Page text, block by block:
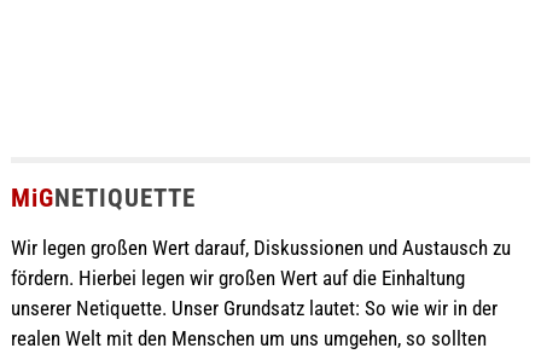
MiGNETIQUETTE
Wir legen großen Wert darauf, Diskussionen und Austausch zu
fördern. Hierbei legen wir großen Wert auf die Einhaltung
unserer Netiquette. Unser Grundsatz lautet: So wie wir in der
realen Welt mit den Menschen um uns umgehen, so sollten